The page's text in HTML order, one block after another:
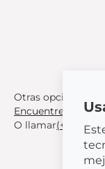
Otras opciones de
Encuentre un
O llamar(+420)